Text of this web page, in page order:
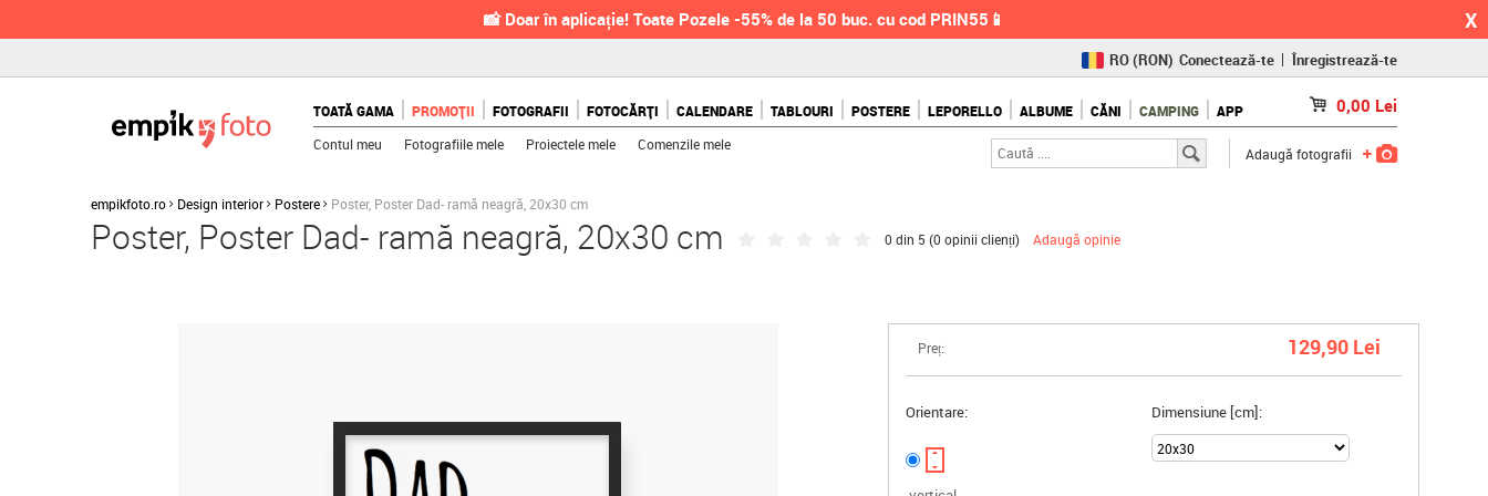
📸 Doar în aplicație! Toate Pozele -55% de la 50 buc. cu cod PRIN55📱 X
(KČ)
SK(€)
RO(RON) Conectează-te Înregistrează-te
TOATĂ GAMA PROMOȚII FOTOGRAFII FOTOCĂRȚI CALENDARE TABLOURI POSTERE LEPORELLO ALBUME CĂNI CAMPING APP 0,00 Lei
Contul meu Fotografiile mele Proiectele mele Comenzile mele
Adaugă fotografii
empikfoto.ro Design interior Postere Poster, Poster Dad- ramă neagră, 20x30 cm
Poster, Poster Dad- ramă neagră, 20x30 cm 0 din 5 (0 opinii clienți) Adaugă opinie
Preț: 129,90 Lei
Orientare: Dimensiune [cm]: